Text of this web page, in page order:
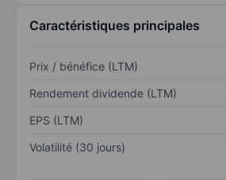
Caractéristiques principales
Prix / bénéfice (LTM)
Rendement dividende (LTM)
EPS (LTM)
Volatilité (30 jours)